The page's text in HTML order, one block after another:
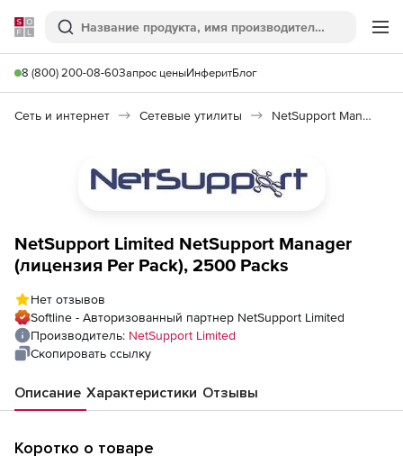
Softline
Поиск
8 (800) 200-08-60Запрос ценыИнферитБлог
Сеть и интернет Сетевые утилиты NetSupport Manager
NetSupport Limited NetSupport Manager
(лицензия Per Pack), 2500 Packs
Нет отзывов
Softline - Авторизованный партнер NetSupport Limited
Производитель: NetSupport Limited
Скопировать ссылку
Описание Характеристики Отзывы
Коротко о товаре